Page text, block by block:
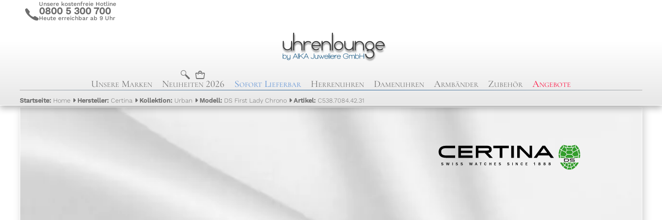
c
Unsere kostenfreie Hotline
0800 5 300 700
Heute erreichbar ab 9 Uhr
b n
Unsere Marken Neuheiten 2026 Sofort Lieferbar Herrenuhren Damenuhren Armbänder Zubehör Angebote
Startseite: Home Hersteller: Certina Kollektion: Urban Modell: DS First Lady Chrono Artikel: C538.7084.42.31